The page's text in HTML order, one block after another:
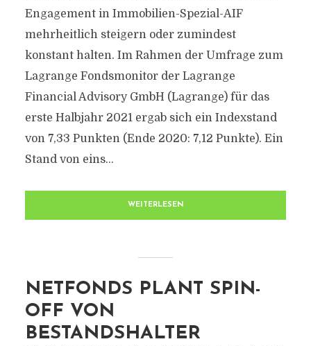
Engagement in Immobilien-Spezial-AIF
mehrheitlich steigern oder zumindest
konstant halten. Im Rahmen der Umfrage zum
Lagrange Fondsmonitor der Lagrange
Financial Advisory GmbH (Lagrange) für das
erste Halbjahr 2021 ergab sich ein Indexstand
von 7,33 Punkten (Ende 2020: 7,12 Punkte). Ein
Stand von eins...
WEITERLESEN
NETFONDS PLANT SPIN-
OFF VON
BESTANDSHALTER